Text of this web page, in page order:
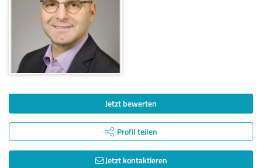
Jetzt bewerten
Profil teilen
Jetzt kontaktieren